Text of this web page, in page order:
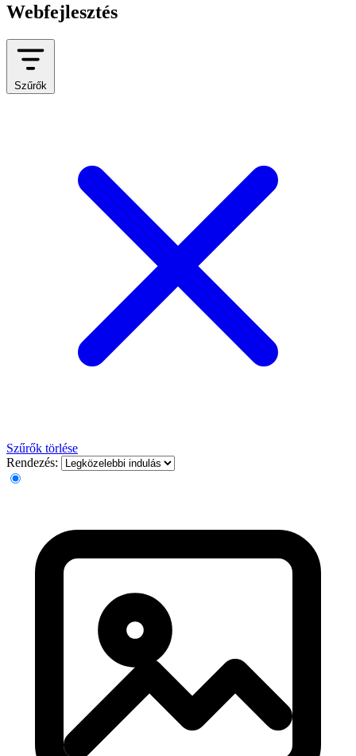
Webfejlesztés
Szűrők
Szűrők törlése
Rendezés: